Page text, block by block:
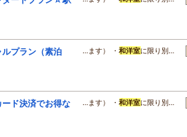
ルプラン（素泊
…ます） ・和洋室に限り別…
ード決済でお得な
…ます） ・和洋室に限り別…